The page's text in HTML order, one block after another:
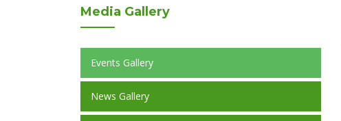
Media Gallery
Events Gallery
News Gallery